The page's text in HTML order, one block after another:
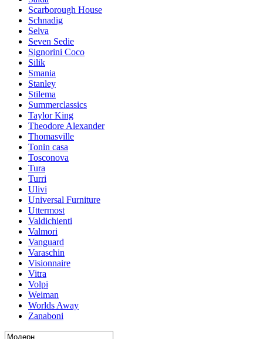
Scarborough House
Schnadig
Selva
Seven Sedie
Signorini Coco
Silik
Smania
Stanley
Stilema
Summerclassics
Taylor King
Theodore Alexander
Thomasville
Tonin casa
Tosconova
Tura
Turri
Ulivi
Universal Furniture
Uttermost
Valdichienti
Valmori
Vanguard
Varaschin
Visionnaire
Vitra
Volpi
Weiman
Worlds Away
Zanaboni